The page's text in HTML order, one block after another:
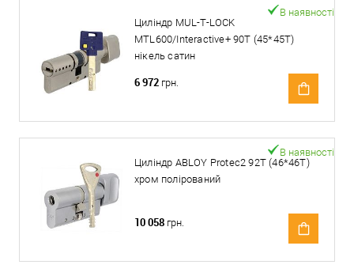
Циліндр MUL-T-LOCK
MTL600/Interactive+ 90T (45*45T)
нікель сатин
В наявності
6 972 грн.
Циліндр ABLOY Protec2 92T (46*46T)
хром полірований
В наявності
10 058 грн.